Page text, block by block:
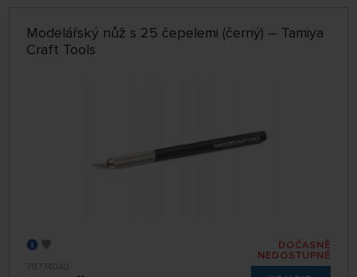
Modelářský nůž s 25 čepelemi (černý) – Tamiya
Craft Tools
79774040
DOČASNĚ
NEDOSTUPNÉ